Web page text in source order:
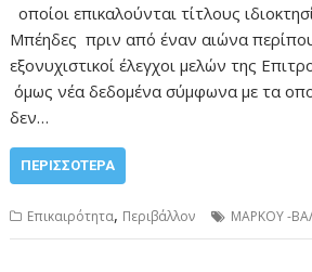
οποίοι επικαλούνται τίτλους
Μπέηδες πριν από έναν αιώνα
εξονυχιστικοί έλεγχοι μελών της
όμως νέα δεδομένα σύμφωνα με τα
δεν…
ΠΕΡΙΣΣΌΤΕΡΑ
Επικαιρότητα, Περιβάλλον ΜΑΡΚΟΥ -